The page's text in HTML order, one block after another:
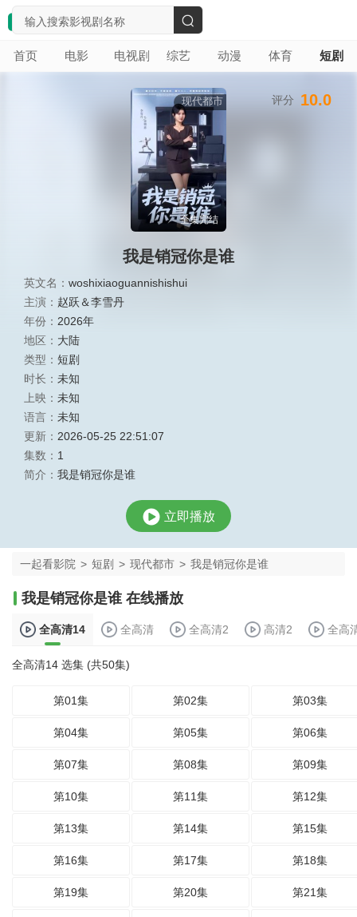
首页 电影 电视剧 综艺 动漫 体育 短剧
搜
索
现代都市
全集完结
我是销冠你是谁
英文名： woshixiaoguannishishui
主演： 赵跃＆李雪丹
年份： 2026年
地区： 大陆
类型： 短剧
时长： 未知
上映： 未知
语言： 未知
更新： 2026-05-25 22:51:07
集数： 1
简介： 我是销冠你是谁
评分 10.0
立即播放
一起看影院 > 短剧 > 现代都市 > 我是销冠你是谁
我是销冠你是谁 在线播放
全高清14 全高清 全高清2 高清2 全高
全高清14 选集 (共50集)
第01集 第02集 第03集
第04集 第05集 第06集
第07集 第08集 第09集
第10集 第11集 第12集
第13集 第14集 第15集
第16集 第17集 第18集
第19集 第20集 第21集